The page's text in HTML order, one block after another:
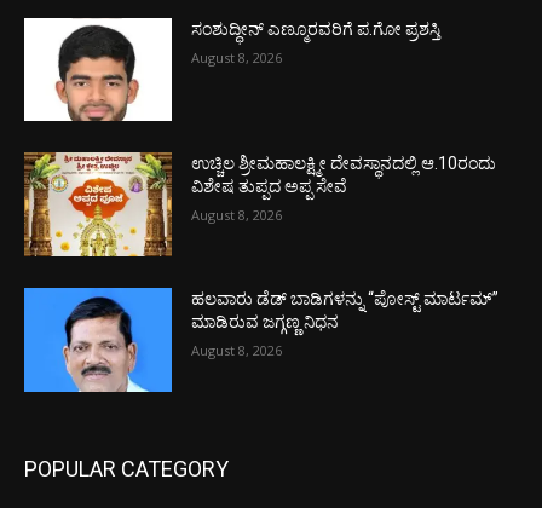
ಸಂಶುದ್ಧೀನ್ ಎಣ್ಮೂರವರಿಗೆ ಪ.ಗೋ ಪ್ರಶಸ್ತಿ
August 8, 2026
ಉಚ್ಚಿಲ ಶ್ರೀಮಹಾಲಕ್ಷ್ಮೀ ದೇವಸ್ಥಾನದಲ್ಲಿ ಆ.10ರಂದು
ವಿಶೇಷ ತುಪ್ಪದ ಅಪ್ಪ ಸೇವೆ
August 8, 2026
ಹಲವಾರು ಡೆಡ್ ಬಾಡಿಗಳನ್ನು “ಪೋಸ್ಟ್ ಮಾರ್ಟಮ್”
ಮಾಡಿರುವ ಜಗ್ಗಣ್ಣ ನಿಧನ
August 8, 2026
POPULAR CATEGORY